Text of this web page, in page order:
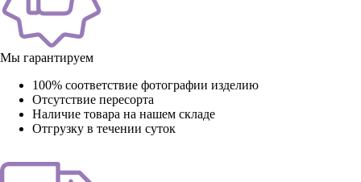
Мы гарантируем
100% соответствие фотографии изделию
Отсутствие пересорта
Наличие товара на нашем складе
Отгрузку в течении суток